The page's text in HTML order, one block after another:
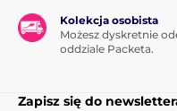
Kolekcja osobista
Możesz dyskretnie
oddziale Packeta.
Zapisz się do